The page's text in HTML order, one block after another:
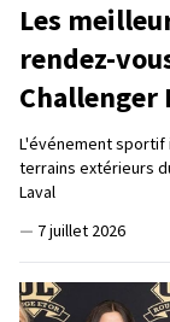
Les
rendez-
Challenger
L'événement sportif
terrains extérieurs
Laval
— 7 juillet 2026